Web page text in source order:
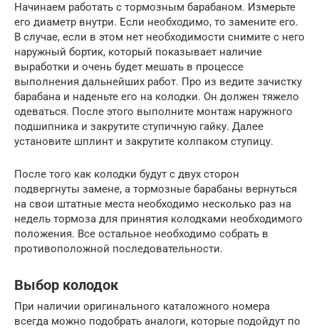
Начинаем работать с тормозным барабаном. Измерьте
его диаметр внутри. Если необходимо, то замените его.
В случае, если в этом нет необходимости снимите с него
наружный бортик, который показывает наличие
выработки и очень будет мешать в процессе
выполнения дальнейших работ. Про из ведите зачистку
барабана и наденьте его на колодки. Он должен тяжело
одеваться. После этого выполните монтаж наружного
подшипника и закрутите ступичную гайку. Далее
установите шплинт и закрутите колпаком ступицу.
После того как колодки будут с двух сторон
подвергнуты замене, а тормозные барабаны вернуться
на свои штатные места необходимо несколько раз на
недель тормоза для принятия колодками необходимого
положения. Все остальное необходимо собрать в
противоположной последовательности.
Выбор колодок
При наличии оригинального каталожного номера
всегда можно подобрать аналоги, которые подойдут по